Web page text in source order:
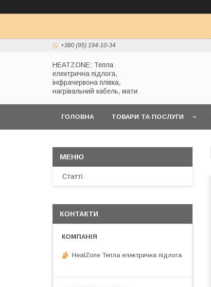
+380 (95) 194-10-34
HEATZONE: Тепла
електрична підлога,
інфрачервона плівка,
нагрівальний кабель, мати
ГОЛОВНА ТОВАРИ ТА ПОСЛУГИ
Статті
КОНТАКТИ
HeatZone Тепла електрична підлога